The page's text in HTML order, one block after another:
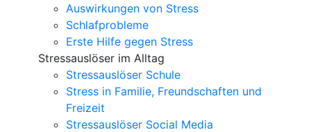
Auswirkungen von Stress
Schlafprobleme
Erste Hilfe gegen Stress
Stressauslöser im Alltag
Stressauslöser Schule
Stress in Familie, Freundschaften und
Freizeit
Stressauslöser Social Media